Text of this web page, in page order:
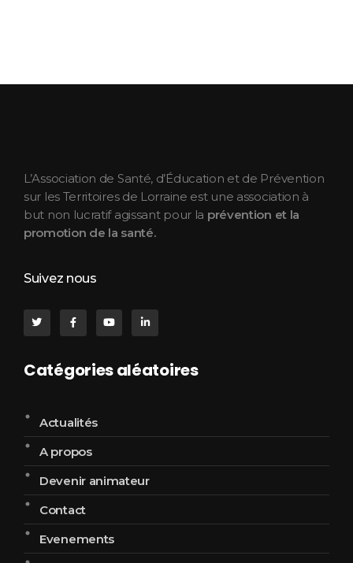
L’Association de Santé, d’Éducation et de Prévention
sur les Territoires de Lorraine est une association à
but non lucratif agissant pour la prévention et la
promotion de la santé.
Suivez nous
Catégories aléatoires
Actualités
A propos
Devenir animateur
Contact
Evenements